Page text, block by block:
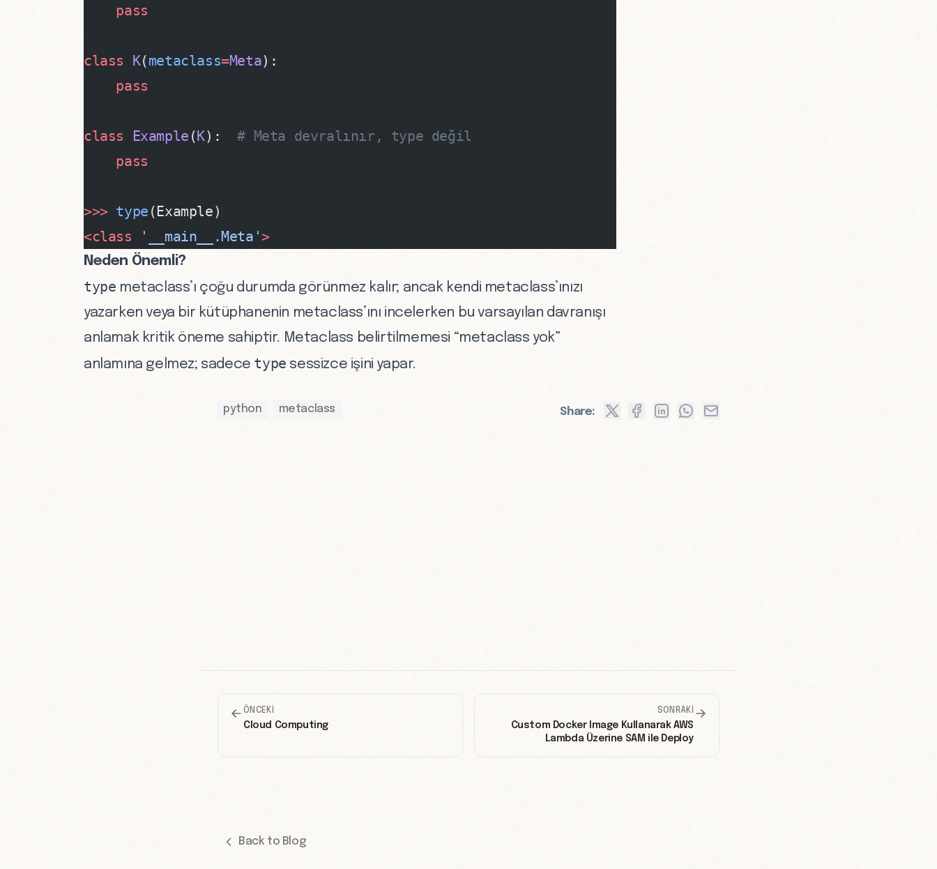
    pass
class K(metaclass=Meta):
    pass
class Example (K): # Meta devralınır, type değil
    pass
>>> type (Example)
<class '__main__.Meta'>
Neden Önemli?
type metaclass’ı çoğu durumda görünmez kalır; ancak kendi metaclass’ınızı
yazarken veya bir kütüphanenin metaclass’ını incelerken bu varsayılan davranışı
anlamak kritik öneme sahiptir. Metaclass belirtilmemesi “metaclass yok”
anlamına gelmez; sadece type sessizce işini yapar.
python metaclass Share:
ÖNCEKI
Cloud Computing
SONRAKI
Custom Docker Image Kullanarak AWS
Lambda Üzerine SAM ile Deploy
Back to Blog